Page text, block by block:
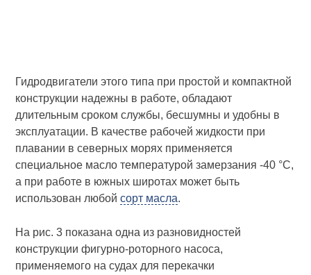
Гидродвигатели этого типа при простой и компактной
конструкции надежны в работе, обладают
длительным сроком службы, бесшумны и удобны в
эксплуатации. В качестве рабочей жидкости при
плавании в северных морях применяется
специальное масло температурой замерзания -40 °C,
а при работе в южных широтах может быть
использован любойсорт масла.
На рис. 3 показана одна из разновидностей
конструкции фигурно-роторного насоса,
применяемого на судах для перекачки